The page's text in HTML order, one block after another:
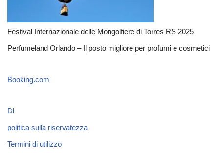
Festival Internazionale delle Mongolfiere di Torres RS 2025
Perfumeland Orlando – Il posto migliore per profumi e cosmetici
Booking.com
Di
politica sulla riservatezza
Termini di utilizzo